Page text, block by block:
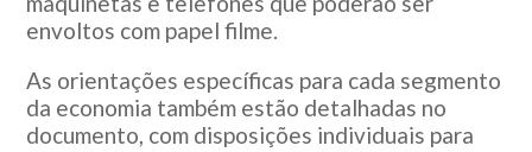
envoltos com papel filme.
As orientações específicas para cada segmento
da economia também estão detalhadas no
documento, com disposições individuais para